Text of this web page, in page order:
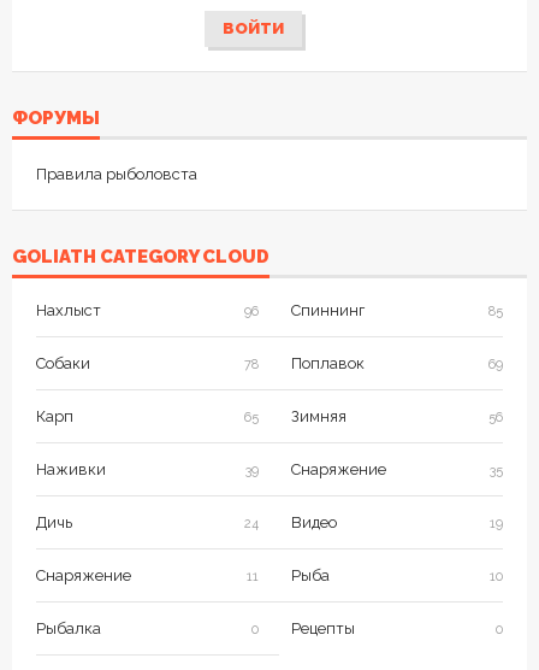
ВОЙТИ
ФОРУМЫ
Правила рыболовста
GOLIATH CATEGORY CLOUD
Нахлыст 96 Спиннинг 85
Собаки 78 Поплавок 69
Карп 65 Зимняя 56
Наживки 39 Снаряжение 35
Дичь 24 Видео 19
Снаряжение 11 Рыба 10
Рыбалка 0 Рецепты 0